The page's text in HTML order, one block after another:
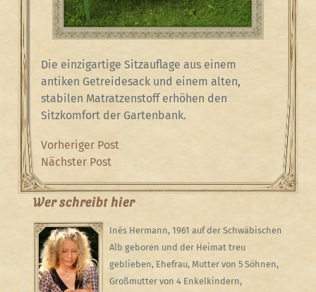
Die einzigartige Sitzauflage aus einem
antiken Getreidesack und einem alten,
stabilen Matratzenstoff erhöhen den
Sitzkomfort der Gartenbank.
Beitragsnavigation
Previous
Post
Vorheriger Post
Next
Post
Nächster Post
Wer schreibt hier
Inés Hermann, 1961 auf der Schwäbischen
Alb geboren und der Heimat treu
geblieben, Ehefrau, Mutter von 5 Söhnen,
Großmutter von 4 Enkelkindern,